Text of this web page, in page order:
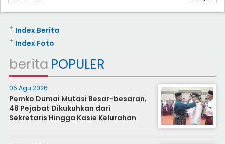
Index Berita
+
Index Foto
+
berita POPULER
06 Agu 2026
Pemko Dumai Mutasi Besar-besaran,
48 Pejabat Dikukuhkan dari
Sekretaris Hingga Kasie Kelurahan